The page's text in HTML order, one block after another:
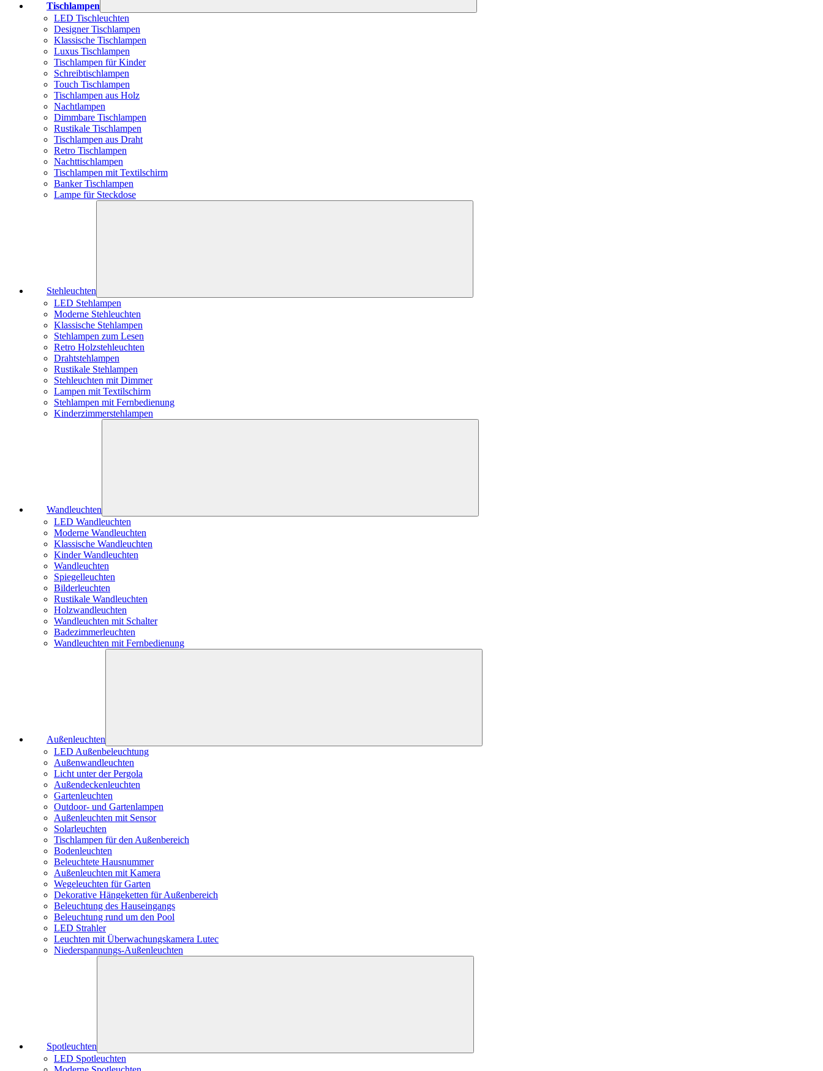
Tischlampen
LED Tischleuchten
Designer Tischlampen
Klassische Tischlampen
Luxus Tischlampen
Tischlampen für Kinder
Schreibtischlampen
Touch Tischlampen
Tischlampen aus Holz
Nachtlampen
Dimmbare Tischlampen
Rustikale Tischlampen
Tischlampen aus Draht
Retro Tischlampen
Nachttischlampen
Tischlampen mit Textilschirm
Banker Tischlampen
Lampe für Steckdose
Stehleuchten
LED Stehlampen
Moderne Stehleuchten
Klassische Stehlampen
Stehlampen zum Lesen
Retro Holzstehleuchten
Drahtstehlampen
Rustikale Stehlampen
Stehleuchten mit Dimmer
Lampen mit Textilschirm
Stehlampen mit Fernbedienung
Kinderzimmerstehlampen
Wandleuchten
LED Wandleuchten
Moderne Wandleuchten
Klassische Wandleuchten
Kinder Wandleuchten
Wandleuchten
Spiegelleuchten
Bilderleuchten
Rustikale Wandleuchten
Holzwandleuchten
Wandleuchten mit Schalter
Badezimmerleuchten
Wandleuchten mit Fernbedienung
Außenleuchten
LED Außenbeleuchtung
Außenwandleuchten
Licht unter der Pergola
Außendeckenleuchten
Gartenleuchten
Outdoor- und Gartenlampen
Außenleuchten mit Sensor
Solarleuchten
Tischlampen für den Außenbereich
Bodenleuchten
Beleuchtete Hausnummer
Außenleuchten mit Kamera
Wegeleuchten für Garten
Dekorative Hängeketten für Außenbereich
Beleuchtung des Hauseingangs
Beleuchtung rund um den Pool
LED Strahler
Leuchten mit Überwachungskamera Lutec
Niederspannungs-Außenleuchten
Spotleuchten
LED Spotleuchten